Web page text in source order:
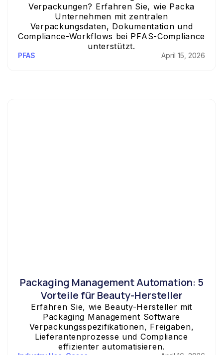
Verpackungen? Erfahren Sie, wie Packa
Unternehmen mit zentralen
Verpackungsdaten, Dokumentation und
Compliance-Workflows bei PFAS-Compliance
unterstützt.
PFAS April 15, 2026
Packaging Management Automation: 5
Vorteile für Beauty-Hersteller
Erfahren Sie, wie Beauty-Hersteller mit
Packaging Management Software
Verpackungsspezifikationen, Freigaben,
Lieferantenprozesse und Compliance
effizienter automatisieren.